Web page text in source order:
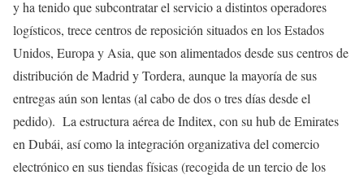
y ha tenido que subcontratar el servicio a distintos operadores
logísticos, trece centros de reposición situados en los Estados
Unidos, Europa y Asia, que son alimentados desde sus centros de
distribución de Madrid y Tordera, aunque la mayoría de sus
entregas aún son lentas (al cabo de dos o tres días desde el
pedido). La estructura aérea de Inditex, con su hub de Emirates
en Dubái, así como la integración organizativa del comercio
electrónico en sus tiendas físicas (recogida de un tercio de los